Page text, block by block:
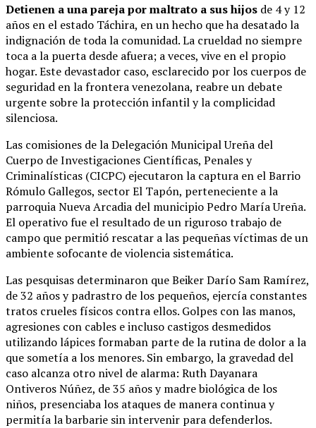
Detienen a una pareja por maltrato a sus hijos de 4 y 12
años en el estado Táchira, en un hecho que ha desatado la
indignación de toda la comunidad. La crueldad no siempre
toca a la puerta desde afuera; a veces, vive en el propio
hogar. Este devastador caso, esclarecido por los cuerpos de
seguridad en la frontera venezolana, reabre un debate
urgente sobre la protección infantil y la complicidad
silenciosa.
Las comisiones de la Delegación Municipal Ureña del
Cuerpo de Investigaciones Científicas, Penales y
Criminalísticas (CICPC) ejecutaron la captura en el Barrio
Rómulo Gallegos, sector El Tapón, perteneciente a la
parroquia Nueva Arcadia del municipio Pedro María Ureña.
El operativo fue el resultado de un riguroso trabajo de
campo que permitió rescatar a las pequeñas víctimas de un
ambiente sofocante de violencia sistemática.
Las pesquisas determinaron que Beiker Darío Sam Ramírez,
de 32 años y padrastro de los pequeños, ejercía constantes
tratos crueles físicos contra ellos. Golpes con las manos,
agresiones con cables e incluso castigos desmedidos
utilizando lápices formaban parte de la rutina de dolor a la
que sometía a los menores. Sin embargo, la gravedad del
caso alcanza otro nivel de alarma: Ruth Dayanara
Ontiveros Núñez, de 35 años y madre biológica de los
niños, presenciaba los ataques de manera continua y
permitía la barbarie sin intervenir para defenderlos.